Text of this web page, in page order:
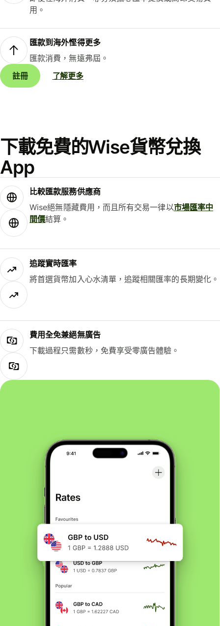
用。
匯款到海外慳得更多
匯款消費，無遠弗屆。
註冊
了解更多
下載免費的Wise貨幣兌換
App
比較匯款服務供應商
Wise絕無隱藏費用，而且所有交易一律以市場匯率中
間價結算。
追蹤實時匯率
將首選貨幣加入心水清單，追蹤相關匯率的長期變化。
費用全免兼絕無廣告
下載過程只需數秒，免費享受零廣告體驗。